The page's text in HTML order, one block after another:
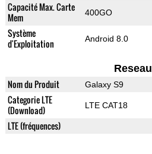
Capacité Max. Carte
Mem
400GO
Système
d'Exploitation
Android 8.0
Reseau
Nom du Produit Galaxy S9
Categorie LTE
(Download)
LTE CAT18
LTE (fréquences)